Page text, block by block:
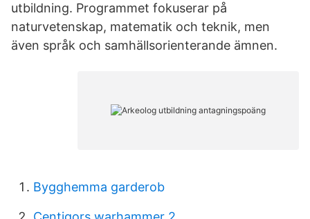
utbildning. Programmet fokuserar på
naturvetenskap, matematik och teknik, men
även språk och samhällsorienterande ämnen.
Bygghemma garderob